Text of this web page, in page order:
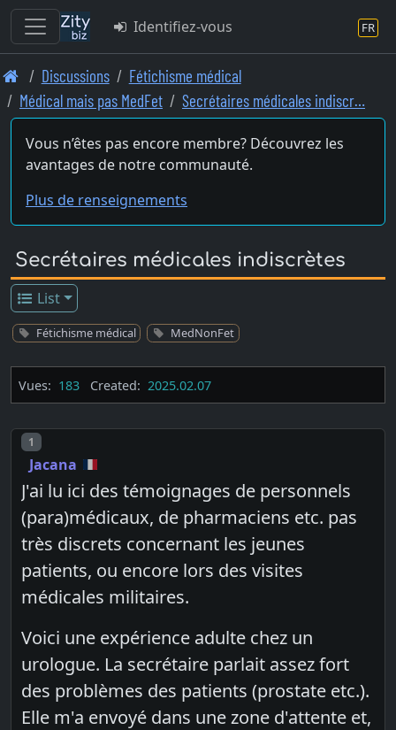
Skip
to
main
content
Identifiez-vous FR
Discussions
Fétichisme médical
Médical mais pas MedFet
Secrétaires médicales indiscr…
Vous n’êtes pas encore membre? Découvrez les
avantages de notre communauté.
Plus de renseignements
Secrétaires médicales indiscrètes
List
Fétichisme médical MedNonFet
Vues: 183 Created: 2025.02.07
Post number
1
Jacana
J'ai lu ici des témoignages de personnels
(para)médicaux, de pharmaciens etc. pas
très discrets concernant les jeunes
patients, ou encore lors des visites
médicales militaires.
Voici une expérience adulte chez un
urologue. La secrétaire parlait assez fort
des problèmes des patients (prostate etc.).
Elle m'a envoyé dans une zone d'attente et,